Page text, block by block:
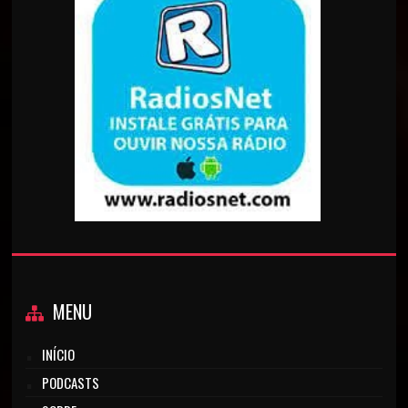
MENU
INÍCIO
PODCASTS